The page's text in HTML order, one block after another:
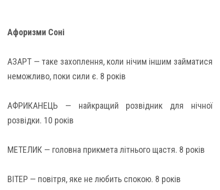
Афоризми Соні
АЗАРТ — таке захоплення, коли нічим іншим займатися
неможливо, поки сили є. 8 років
АФРИКАНЕЦЬ — найкращий розвідник для нічної
розвідки. 10 років
МЕТЕЛИК — головна прикмета літнього щастя. 8 років
ВІТЕР — повітря, яке не любить спокою. 8 років